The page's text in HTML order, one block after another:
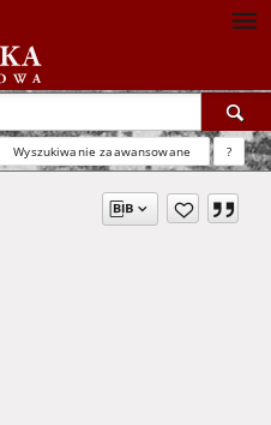
Wyszukiwanie zaawansowane ?